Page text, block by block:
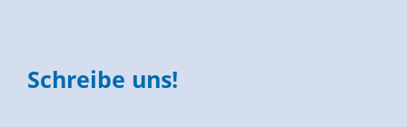
Schreibe uns!